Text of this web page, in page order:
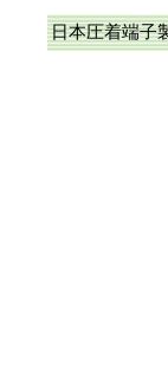
・
日本圧着端子